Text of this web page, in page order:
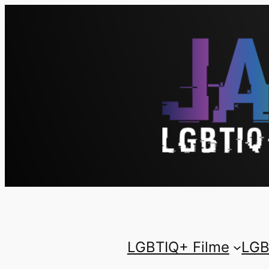
LGBTIQ+ Filme